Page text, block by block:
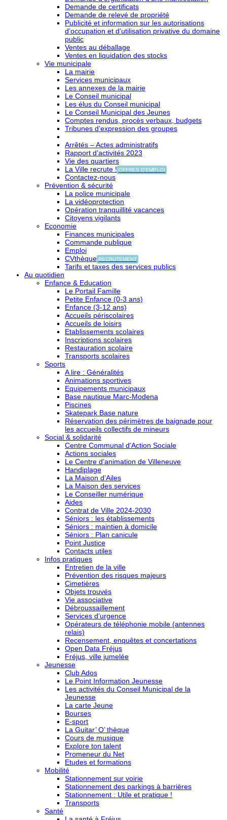
Demande de certificats
Demande de relevé de propriété
Publicité et information sur les autorisations
d’occupation et d’utilisation privative du domaine
public
Ventes au déballage
Ventes en liquidation des stocks
Vie municipale
La mairie
Services municipaux
Les annexes de la mairie
Le Conseil municipal
Les élus du Conseil municipal
Le Conseil Municipal des Jeunes
Comptes rendus, procès verbaux, budgets
Tribunes d’expression des groupes
Arrêtés – Actes administratifs
Rapport d’activités 2023
Vie des quartiers
La Ville recrute ! OFFRES D'EMPLOI
Contactez-nous
Prévention & sécurité
La police municipale
La vidéoprotection
Opération tranquillité vacances
Citoyens vigilants
Economie
Finances municipales
Commande publique
Emploi
CVthèque RECRUTEMENT
Tarifs et taxes des services publics
Au quotidien
Enfance & Education
Le Portail Famille
Petite Enfance (0-3 ans)
Enfance (3-12 ans)
Accueils périscolaires
Accueils de loisirs
Etablissements scolaires
Inscriptions scolaires
Restauration scolaire
Transports scolaires
Sports
A lire : Généralités
Animations sportives
Equipements municipaux
Base nautique Marc-Modena
Piscines
Skatepark Base nature
Réservation des périmètres de baignade pour
les accueils collectifs de mineurs
Social & solidarité
Centre Communal d’Action Sociale
Actions sociales
Le Centre d’animation de Villeneuve
Handiplage
La Maison d’Ailes
La Maison des services
Le Conseiller numérique
Aides
Contrat de Ville 2024-2030
Séniors : les établissements
Séniors : maintien à domicile
Séniors : Plan canicule
Point Justice
Contacts utiles
Infos pratiques
Entretien de la ville
Prévention des risques majeurs
Cimetières
Objets trouvés
Vie associative
Débroussaillement
Services d’urgence
Opérateurs de téléphonie mobile (antennes
relais)
Recensement, enquêtes et concertations
Open Data Fréjus
Fréjus, ville jumelée
Jeunesse
Club Ados
Le Point Information Jeunesse
Les activités du Conseil Municipal de la
Jeunesse
La carte Jeune
Bourses
E-sport
La Guitar’ O’ thèque
Cours de musique
Explore ton talent
Promeneur du Net
Etudes et formations
Mobilité
Stationnement sur voirie
Stationnement des parkings à barrières
Stationnement : Utile et pratique !
Transports
Santé